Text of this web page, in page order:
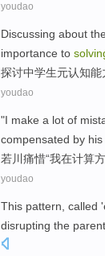
youdao
Discussing about the
importance to
探讨中学生元认知能
youdao
"I make a lot of
compensated by his
若川 痛惜“我在计算
youdao
This pattern called '
disrupting the